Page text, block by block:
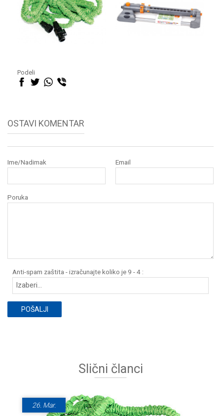
Podeli
OSTAVI KOMENTAR
Ime/Nadimak Email
Poruka
Anti-spam zaštita - izračunajte koliko je 9 - 4 :
POŠALJI
Slični članci
26. Mar.